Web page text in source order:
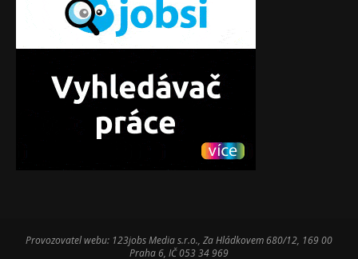
Provozovatel webu: 123jobs Media s.r.o., Za Hládkovem 680/12, 169 00
Praha 6, IČ 053 34 969